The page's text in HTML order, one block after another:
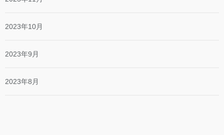
2023年10月
2023年9月
2023年8月